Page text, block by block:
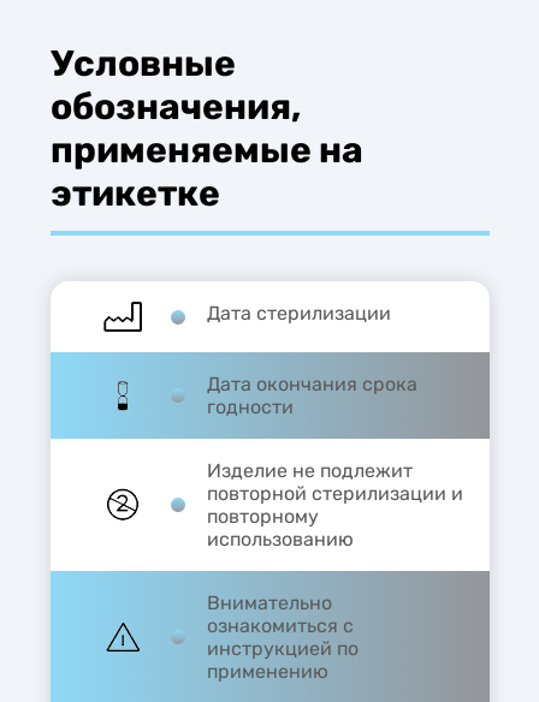
Условные
обозначения,
применяемые на
этикетке
Дата стерилизации
Дата окончания срока
годности
Изделие не подлежит
повторной стерилизации и
повторному
использованию
Внимательно
ознакомиться с
инструкцией по
применению